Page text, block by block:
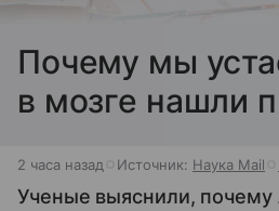
Почему мы
в мозге нашли
2 часа назад Источник: Наука Mail
Ученые выяснили,